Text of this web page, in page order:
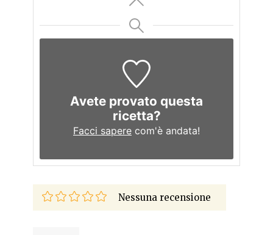
Avete provato questa
ricetta?
Facci sapere com'è andata!
Nessuna recensione